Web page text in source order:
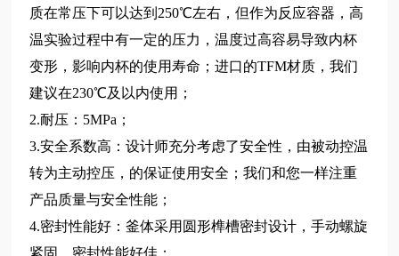
质在常压下可以达到250℃左右，但作为反应容器，高
温实验过程中有一定的压力，温度过高容易导致内杯
变形，影响内杯的使用寿命；进口的TFM材质，我们
建议在230℃及以内使用；
2.耐压：5MPa；
3.安全系数高 ：设计师充分考虑了安全性，由被动控温
转为主动控压，的保证使用安全；我们和您一样注重
产品质量与安全性能；
4.密封性能好 ：釜体采用圆形榫槽密封设计，手动螺旋
紧固，密封性能好佳；